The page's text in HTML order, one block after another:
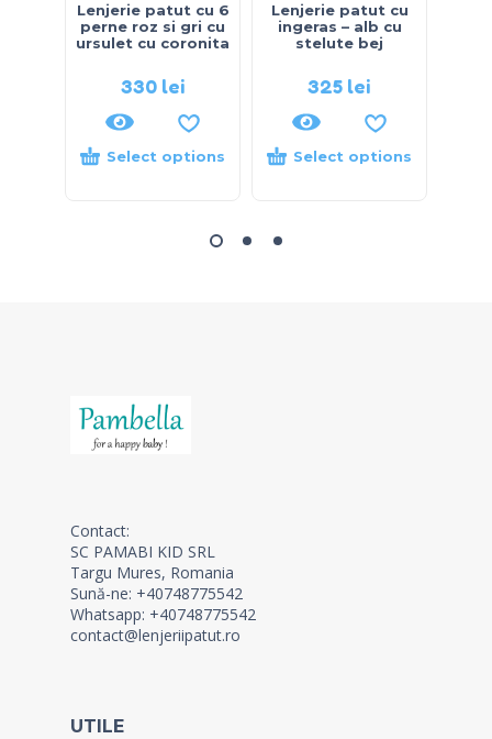
Lenjerie patut cu 6
perne roz si gri cu
ursulet cu coronita
330 lei
Select options
Lenjerie patut cu
ingeras – alb cu
stelute bej
325 lei
Select options
Contact:
SC PAMABI KID SRL
Targu Mures, Romania
Sună-ne: +40748775542
Whatsapp: +40748775542
contact@lenjeriipatut.ro
UTILE